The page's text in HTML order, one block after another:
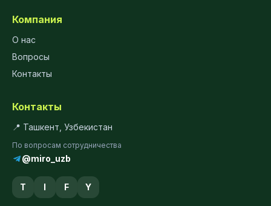
Компания
О нас
Вопросы
Контакты
Контакты
📍 Ташкент, Узбекистан
По вопросам сотрудничества
@miro_uzb
T I F Y